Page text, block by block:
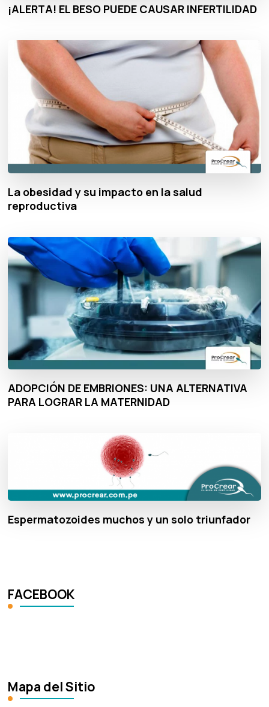
¡ALERTA! EL BESO PUEDE CAUSAR INFERTILIDAD
La obesidad y su impacto en la salud
reproductiva
ADOPCIÓN DE EMBRIONES: UNA ALTERNATIVA
PARA LOGRAR LA MATERNIDAD
Espermatozoides muchos y un solo triunfador
FACEBOOK
Mapa del Sitio